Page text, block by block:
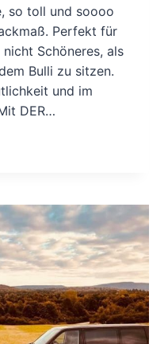
so toll und soooo
Perfekt für
Schöneres, als
Bulli zu sitzen.
und im
DER…